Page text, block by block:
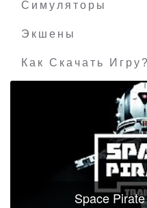
Симуляторы
Экшены
Как Скачать Игру?
Space